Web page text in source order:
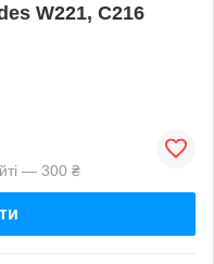
W221, C216
— 300 ₴